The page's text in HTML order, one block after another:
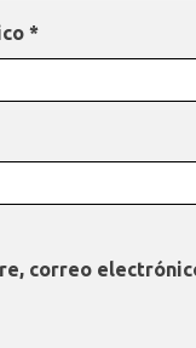
*
correo